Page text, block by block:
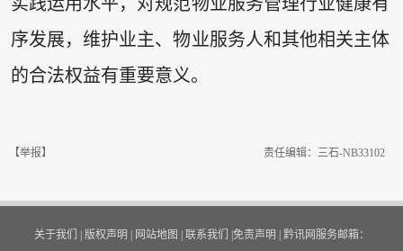
实践运用水平，对规范物业服务管理行业健康有
序发展，维护业主、物业服务人和其他相关主体
的合法权益有重要意义。
【举报】 责任编辑：三石-NB33102
关于我们 | 版权声明 | 网站地图 | 联系我们 |免责声明 | 黔讯网服务邮箱：